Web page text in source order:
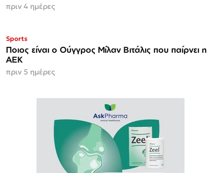
πριν 4 ημέρες
Sports
Ποιος είναι ο Ούγγρος Μίλαν Βιτάλις που παίρνει η
ΑΕΚ
πριν 5 ημέρες